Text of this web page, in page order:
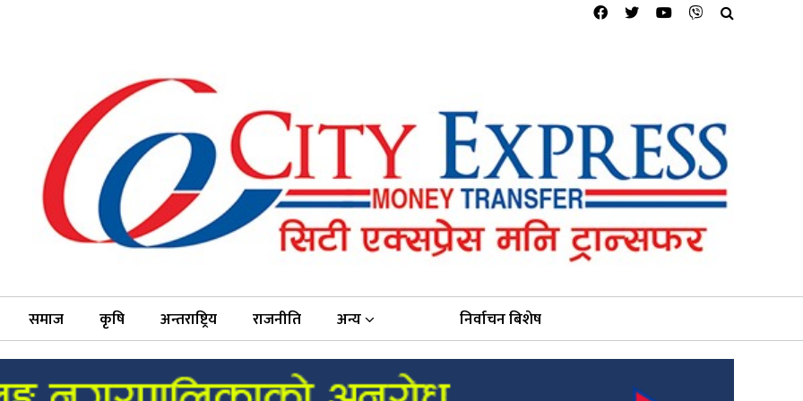
समाज कृषि अन्तराष्ट्रिय राजनीति अन्य निर्वाचन बिशेष